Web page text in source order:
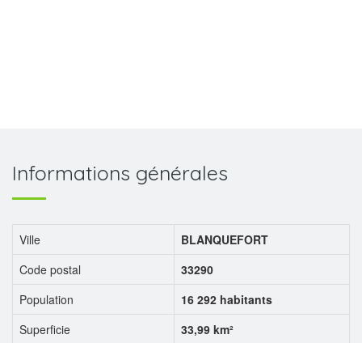
Informations générales
Ville
BLANQUEFORT
Code postal
33290
Population
16 292 habitants
Superficie
33,99 km²